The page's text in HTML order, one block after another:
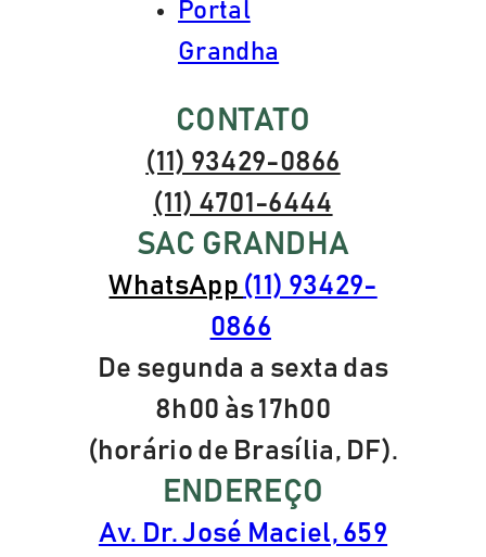
Portal
Grandha
CONTATO
(11) 93429-0866
(11) 4701-6444
SAC GRANDHA
WhatsApp (11) 93429-
0866
De segunda a sexta das
8h00 às 17h00
(horário de Brasília, DF).
ENDEREÇO
Av. Dr. José Maciel, 659